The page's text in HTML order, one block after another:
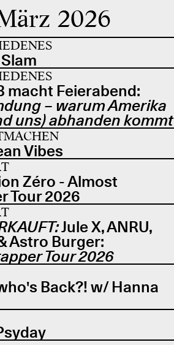
2026
macht Feierabend:
– warum Amerika
uns) abhanden kommt
Vibes
Zéro - Almost
Tour 2026
Jule X, ANRU,
Astro Burger:
Tour 2026
Back?! w/ Hanna